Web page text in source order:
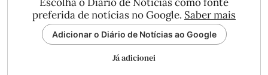
preferida de notícias no Google. Saber mais
Adicionar o Diário de Notícias ao Google
Já adicionei